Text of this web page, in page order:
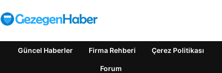
Güncel Haberler Firma Rehberi Çerez Politikası
Forum